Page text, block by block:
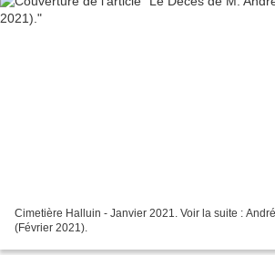
Cimetière Halluin - Janvier 2021. Voir la suite :
(Février 2021).